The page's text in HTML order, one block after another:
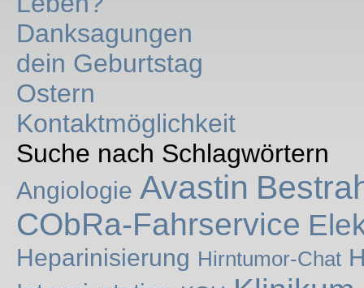
Danksagungen
dein Geburtstag
Ostern
Kontaktmöglichkeit
Suche nach Schlagwörtern
Angiologie Avastin
CObRa-Fahrservice
Heparinisierung Hirntumor-Chat